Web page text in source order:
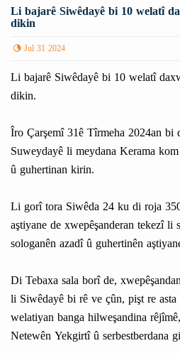
Li bajarê Siwêdayê bi 10 welatî
dikin
Jul 31 2024
Li bajarê Siwêdayê bi 10 welatî
dikin.
Îro Çarşemî 31ê Tîrmeha 2024an bi
Suweydayê li meydana Kerama
û guhertinan kirin.
Li gorî tora Siwêda 24 ku di roja
aştiyane de xwepêşanderan tekezî
sologanên azadî û guhertinên
Di Tebaxa sala borî de,
li Siwêdayê bi rê ve çûn, pişt re
welatiyan banga hilweşandina
Netewên Yekgirtî û serbestberdana